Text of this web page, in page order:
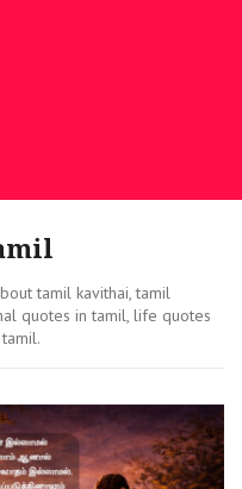
tamil kavithai, tamil
quotes in tamil, life quotes